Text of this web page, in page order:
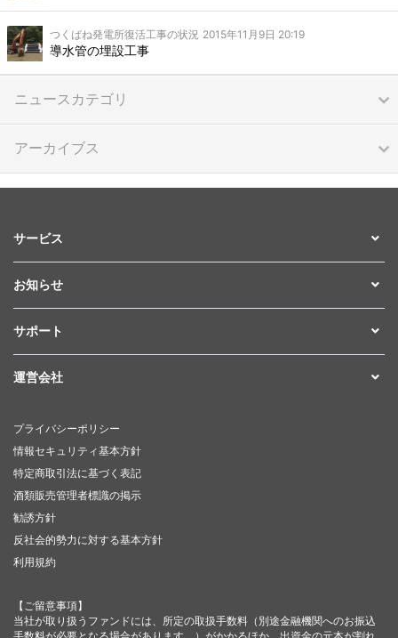
つくばね発電所復活工事の状況 2015年11月9日 20:19
導水管の埋設工事
ニュースカテゴリ
アーカイブス
サービス
お知らせ
サポート
運営会社
プライバシーポリシー
情報セキュリティ基本方針
特定商取引法に基づく表記
酒類販売管理者標識の掲示
勧誘方針
反社会的勢力に対する基本方針
利用規約
【ご留意事項】
当社が取り扱うファンドには、所定の取扱手数料（別途金融機関へのお振込